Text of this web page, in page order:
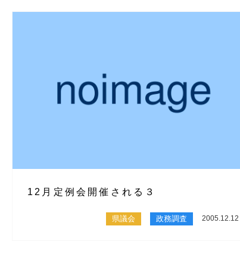
12月定例会開催される３
県議会 政務調査 2005.12.12